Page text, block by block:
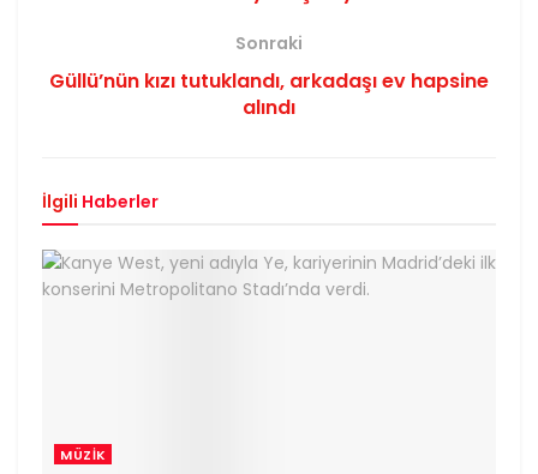
Sonraki
Güllü’nün kızı tutuklandı, arkadaşı ev hapsine
alındı
İlgili Haberler
MÜZIK